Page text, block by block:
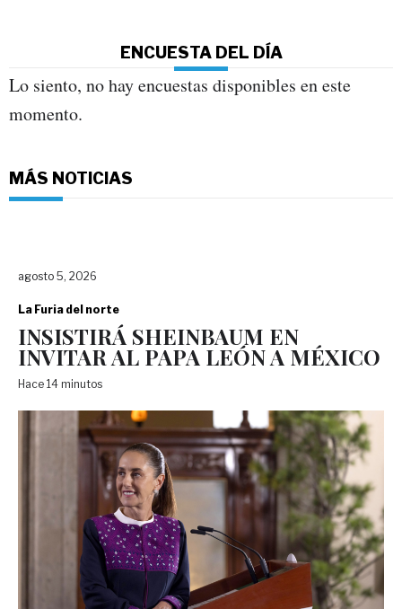
ENCUESTA DEL DÍA
Lo siento, no hay encuestas disponibles en este
momento.
MÁS NOTICIAS
agosto 5, 2026
La Furia del norte
INSISTIRÁ SHEINBAUM EN
INVITAR AL PAPA LEÓN A MÉXICO
Hace 14 minutos